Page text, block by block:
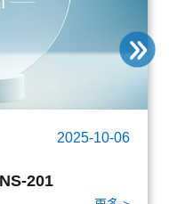
舉辦一丸日乳原